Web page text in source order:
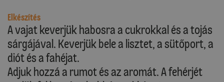
Elkészítés
A vajat keverjük habosra a cukrokkal és a tojás
sárgájával. Keverjük bele a lisztet, a sütőport, a
diót és a fahéjat.
Adjuk hozzá a rumot és az aromát. A fehérjét